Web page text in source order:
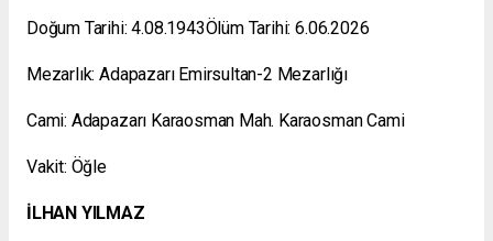
Doğum Tarihi: 4.08.1943Ölüm Tarihi: 6.06.2026
Mezarlık: Adapazarı Emirsultan-2 Mezarlığı
Cami: Adapazarı Karaosman Mah. Karaosman Cami
Vakit: Öğle
İLHAN YILMAZ